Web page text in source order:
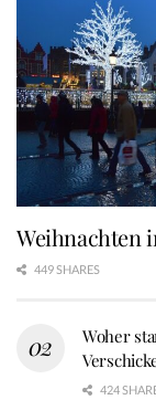
Weihnachten
449 SHARES
Woher
424